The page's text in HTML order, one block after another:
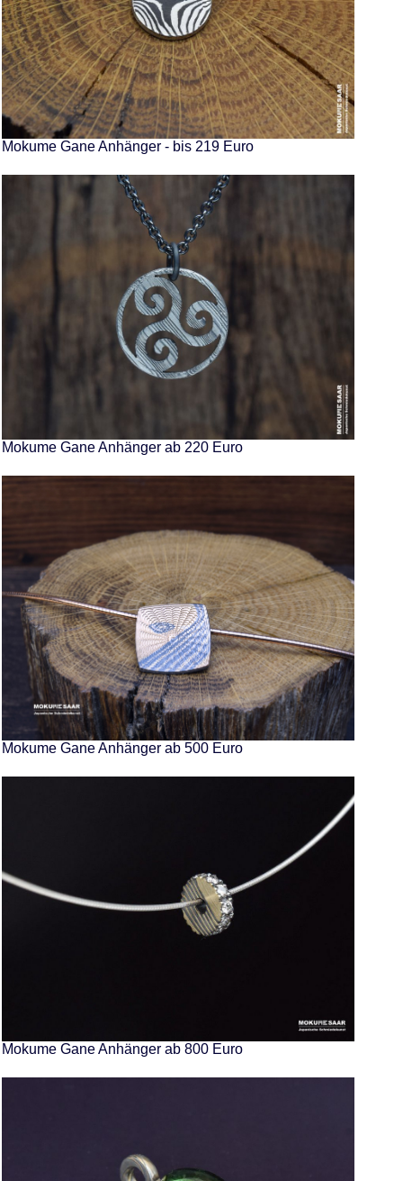
Mokume Gane Anhänger - bis 219 Euro
Mokume Gane Anhänger ab 220 Euro
Mokume Gane Anhänger ab 500 Euro
Mokume Gane Anhänger ab 800 Euro